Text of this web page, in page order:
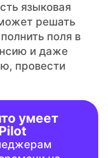
языковая
решать
поля в
и даже
провести
умеет